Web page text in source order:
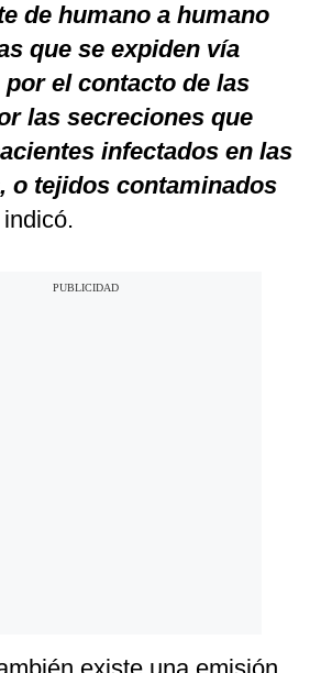
de humano a humano
que se expiden vía
el contacto de las
las secreciones que
infectados en las
o tejidos contaminados
indicó.